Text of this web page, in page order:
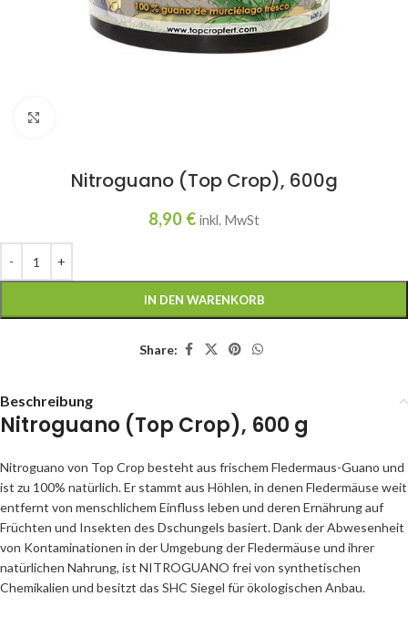
Nitroguano (Top Crop), 600g
8,90 € inkl. MwSt
IN DEN WARENKORB
Share:
Beschreibung
Nitroguano (Top Crop), 600 g
Nitroguano von Top Crop besteht aus frischem Fledermaus-Guano und
ist zu 100% natürlich. Er stammt aus Höhlen, in denen Fledermäuse weit
entfernt von menschlichem Einfluss leben und deren Ernährung auf
Früchten und Insekten des Dschungels basiert. Dank der Abwesenheit
von Kontaminationen in der Umgebung der Fledermäuse und ihrer
natürlichen Nahrung, ist NITROGUANO frei von synthetischen
Chemikalien und besitzt das SHC Siegel für ökologischen Anbau.